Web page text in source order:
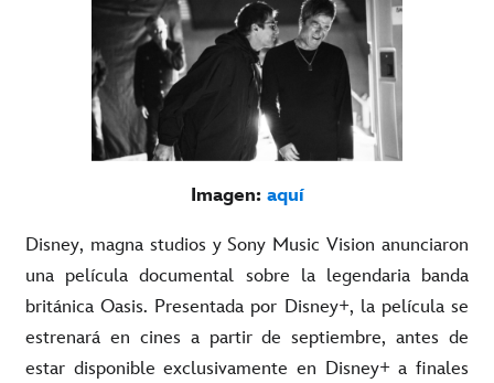
Imagen: aquí
Disney, magna studios y Sony Music Vision anunciaron
una película documental sobre la legendaria banda
británica Oasis. Presentada por Disney+, la película se
estrenará en cines a partir de septiembre, antes de
estar disponible exclusivamente en Disney+ a finales